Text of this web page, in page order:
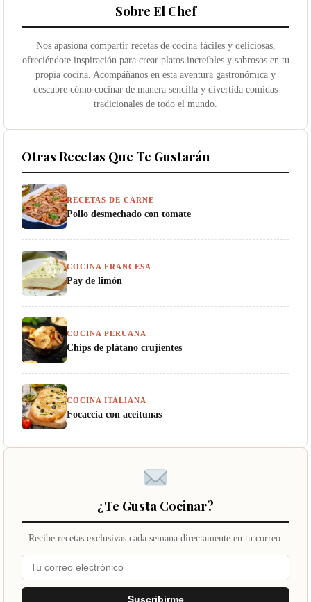
Sobre El Chef
Nos apasiona compartir recetas de cocina fáciles y deliciosas,
ofreciéndote inspiración para crear platos increíbles y sabrosos en tu
propia cocina. Acompáñanos en esta aventura gastronómica y
descubre cómo cocinar de manera sencilla y divertida comidas
tradicionales de todo el mundo.
Otras Recetas Que Te Gustarán
RECETAS DE CARNE
Pollo desmechado con tomate
COCINA FRANCESA
Pay de limón
COCINA PERUANA
Chips de plátano crujientes
COCINA ITALIANA
Focaccia con aceitunas
¿Te Gusta Cocinar?
Recibe recetas exclusivas cada semana directamente en tu correo.
Suscribirme